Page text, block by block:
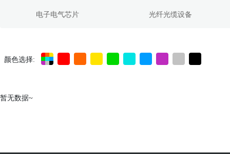
电子电气芯片 光纤光缆设备
颜色选择:
暂无数据~